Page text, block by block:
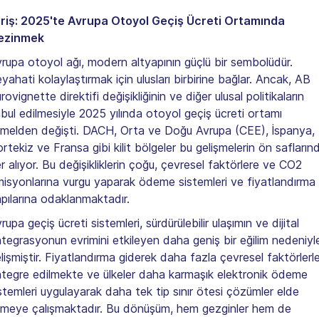
2025'te Avrupa Otoyol Geçiş Ücreti Ortamında
otoyol ağı, modern altyapının güçlü bir sembolüdür.
kolaylaştırmak için ulusları birbirine bağlar. Ancak, AB
direktifi değişikliğinin ve diğer ulusal politikaların
edilmesiyle 2025 yılında otoyol geçiş ücreti ortamı
değişti. DACH, Orta ve Doğu Avrupa (CEE), İspanya,
ve Fransa gibi kilit bölgeler bu gelişmelerin ön
alıyor. Bu değişikliklerin çoğu, çevresel faktörlere ve CO2
vurgu yaparak ödeme sistemleri ve fiyatlandırma
odaklanmaktadır.
geçiş ücreti sistemleri, sürdürülebilir ulaşımın ve dijital
evrimini etkileyen daha geniş bir eğilim
Fiyatlandırma giderek daha fazla çevresel
edilmekte ve ülkeler daha karmaşık elektronik ödeme
uygulayarak daha tek tip sınır ötesi çözümler elde
çalışmaktadır. Bu dönüşüm, hem gezginler hem de